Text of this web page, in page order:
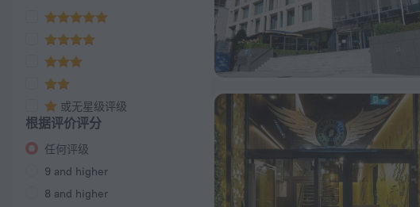
或无星级评级
根据评价评分
任何评级
9 and higher
8 and higher